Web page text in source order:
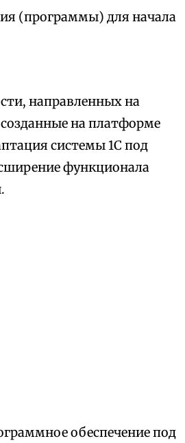
(программы) для начала
направленных на
на платформе
системы 1С под
функционала
обеспечение под